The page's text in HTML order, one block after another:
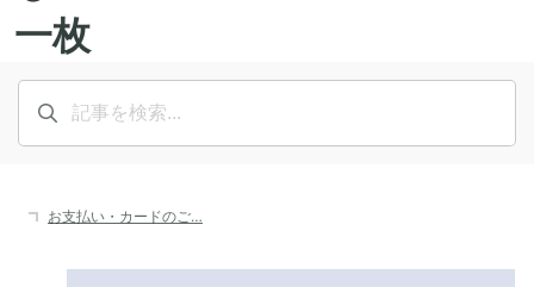
お支払い・カードのご…